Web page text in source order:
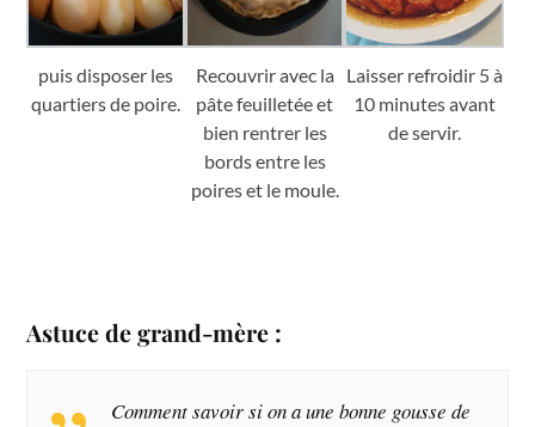
puis disposer les
quartiers de poire.
Recouvrir avec la
pâte feuilletée et
bien rentrer les
bords entre les
poires et le moule.
Laisser refroidir 5 à
10 minutes avant
de servir.
Astuce de grand-mère :
Comment savoir si on a une bonne gousse de